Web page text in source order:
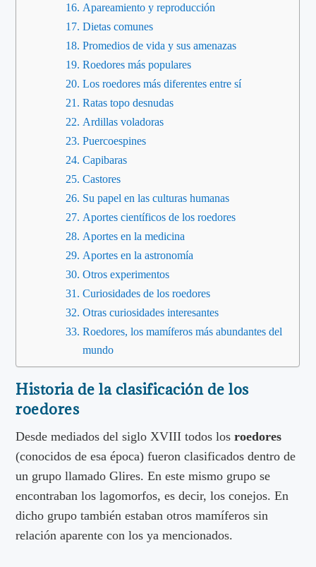
Apareamiento y reproducción
Dietas comunes
Promedios de vida y sus amenazas
Roedores más populares
Los roedores más diferentes entre sí
Ratas topo desnudas
Ardillas voladoras
Puercoespines
Capibaras
Castores
Su papel en las culturas humanas
Aportes científicos de los roedores
Aportes en la medicina
Aportes en la astronomía
Otros experimentos
Curiosidades de los roedores
Otras curiosidades interesantes
Roedores, los mamíferos más abundantes del
mundo
Historia de la clasificación de los
roedores
Desde mediados del siglo XVIII todos losroedores
(conocidos de esa época) fueron clasificados dentro de
un grupo llamado Glires. En este mismo grupo se
encontraban los lagomorfos, es decir, los conejos. En
dicho grupo también estaban otros mamíferos sin
relación aparente con los ya mencionados.